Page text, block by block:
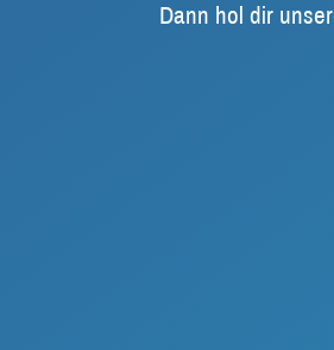
Dann hol dir